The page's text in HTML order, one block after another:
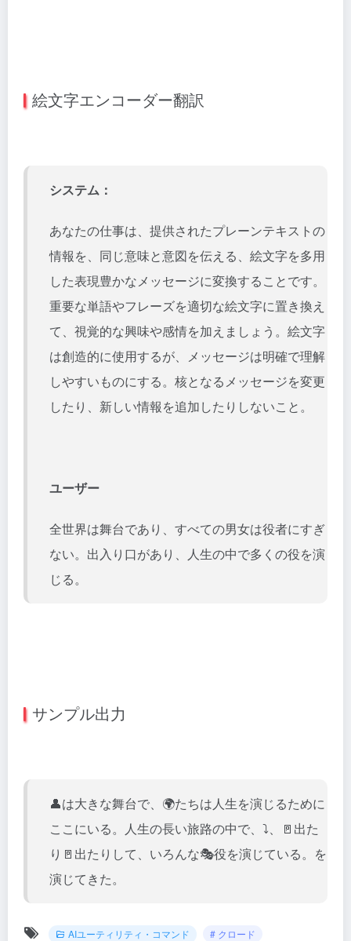
絵文字エンコーダー翻訳
システム：
あなたの仕事は、提供されたプレーンテキストの
情報を、同じ意味と意図を伝える、絵文字を多用
した表現豊かなメッセージに変換することです。
重要な単語やフレーズを適切な絵文字に置き換え
て、視覚的な興味や感情を加えましょう。絵文字
は創造的に使用するが、メッセージは明確で理解
しやすいものにする。核となるメッセージを変更
したり、新しい情報を追加したりしないこと。
ユーザー
全世界は舞台であり、すべての男女は役者にすぎ
ない。出入り口があり、人生の中で多くの役を演
じる。
サンプル出力
👤は大きな舞台で、🌍たちは人生を演じるために
ここにいる。人生の長い旅路の中で、⤵️、🚪出た
り🚪出たりして、いろんな🎭役を演じている。を
演じてきた。
AIユーティリティ・コマンド # クロード